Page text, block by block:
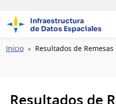
Infraestructura
de Datos Espaciales
Ruta
Inicio Resultados de Remesas
Resultados de